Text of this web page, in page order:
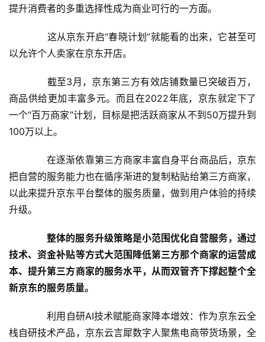
纪
说
新
商
商
专
栏
题
提升消费者的多重选择性成为商业可行的一方面。
这从京东开启“春晓计划”就能看的出来，它甚至可
以允许个人卖家在京东开店。
截至3月，京东第三方有效店铺数量已突破百万，
商品供给更加丰富多元。而且在2022年底，京东就定下了
一个“百万商家”计划，目标是把活跃商家从不到50万提升到
100万以上。
在逐渐依靠第三方商家丰富自身平台商品后，京东
把自营的服务能力也在循序渐进的复制粘贴给第三方商家，
以此来提升京东平台整体的服务质量，做到用户体验的持续
升级。
整体的服务升级策略是小范围优化自营服务，通过
技术、资金补贴等方式大范围降低第三方那个商家的运营成
本、提升第三方商家的服务水平，从而双管齐下撑起整个全
新京东的服务质量。
利用自研AI技术赋能商家降本增效：作为京东云全
栈自研技术产品，京东云言犀数字人聚焦电商带货场景，全